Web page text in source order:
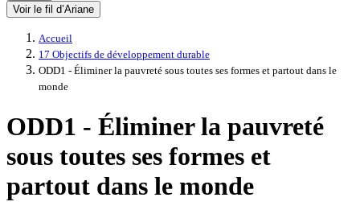
Voir le fil d’Ariane
Accueil
17 Objectifs de développement durable
ODD1 - Éliminer la pauvreté sous toutes ses formes et partout dans le
monde
ODD1 - Éliminer la pauvreté
sous toutes ses formes et
partout dans le monde